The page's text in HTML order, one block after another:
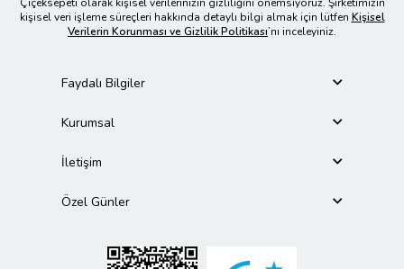
kişisel veri işleme süreçleri hakkında detaylı bilgi almak için lütfen Kişisel
Verilerin Korunması ve Gizlilik Politikası’nı inceleyiniz.
Faydalı Bilgiler
Kurumsal
İletişim
Özel Günler